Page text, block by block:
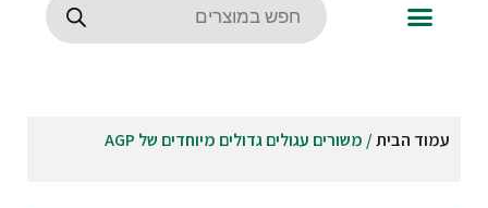
עמוד הבית/ משורים עגולים גדולים מיוחדים של AGP